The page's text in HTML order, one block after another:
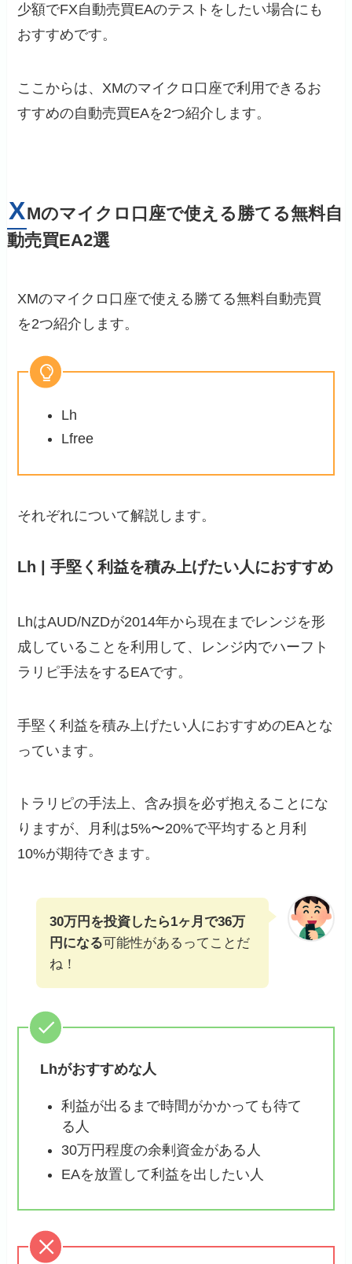
少額でFX自動売買EAのテストをしたい場合にも
おすすめです。
ここからは、XMのマイクロ口座で利用できるお
すすめの自動売買EAを2つ紹介します。
XMのマイクロ口座で使える勝てる無料自
動売買EA2選
XMのマイクロ口座で使える勝てる無料自動売買
を2つ紹介します。
Lh
Lfree
それぞれについて解説します。
Lh | 手堅く利益を積み上げたい人におすすめ
LhはAUD/NZDが2014年から現在までレンジを形
成していることを利用して、レンジ内でハーフト
ラリピ手法をするEAです。
手堅く利益を積み上げたい人におすすめのEAとな
っています。
トラリピの手法上、含み損を必ず抱えることにな
りますが、月利は5%〜20%で平均すると月利
10%が期待できます。
30万円を投資したら1ヶ月で36万
円になる可能性があるってことだ
ね！
Lhがおすすめな人
利益が出るまで時間がかかっても待て
る人
30万円程度の余剰資金がある人
EAを放置して利益を出したい人